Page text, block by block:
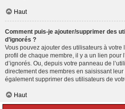
Haut
Comment puis-je ajouter/supprimer des
d’ignorés ?
Vous pouvez ajouter des utilisateurs à
profil de chaque membre, il y a un lien pour
d’ignorés. Ou, depuis votre panneau de
directement des membres en saisissant leur
également supprimer des utilisateurs de
Haut